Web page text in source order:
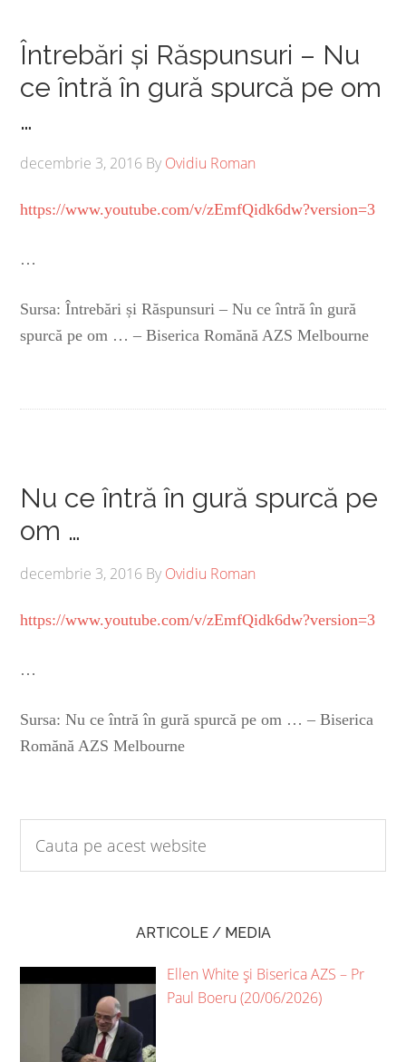
Întrebări și Răspunsuri – Nu
ce întră în gură spurcă pe om
…
decembrie 3, 2016 By Ovidiu Roman
https://www.youtube.com/v/zEmfQidk6dw?version=3
…
Sursa: Întrebări și Răspunsuri – Nu ce întră în gură
spurcă pe om … – Biserica Romănă AZS Melbourne
Nu ce întră în gură spurcă pe
om …
decembrie 3, 2016 By Ovidiu Roman
https://www.youtube.com/v/zEmfQidk6dw?version=3
…
Sursa: Nu ce întră în gură spurcă pe om … – Biserica
Romănă AZS Melbourne
ARTICOLE / MEDIA
Ellen White și Biserica AZS – Pr
Paul Boeru (20/06/2026)